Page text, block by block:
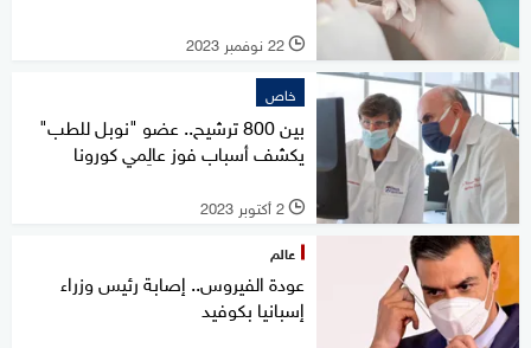
l 22 نوفمبر 2023
خاص
بين 800 ترشيح.. عضو "نوبل للطب"
يكشف أسباب فوز عالِمي كورونا
l 2 أكتوبر 2023
عالم
عودة الفيروس.. إصابة رئيس وزراء
إسبانيا بكوفيد